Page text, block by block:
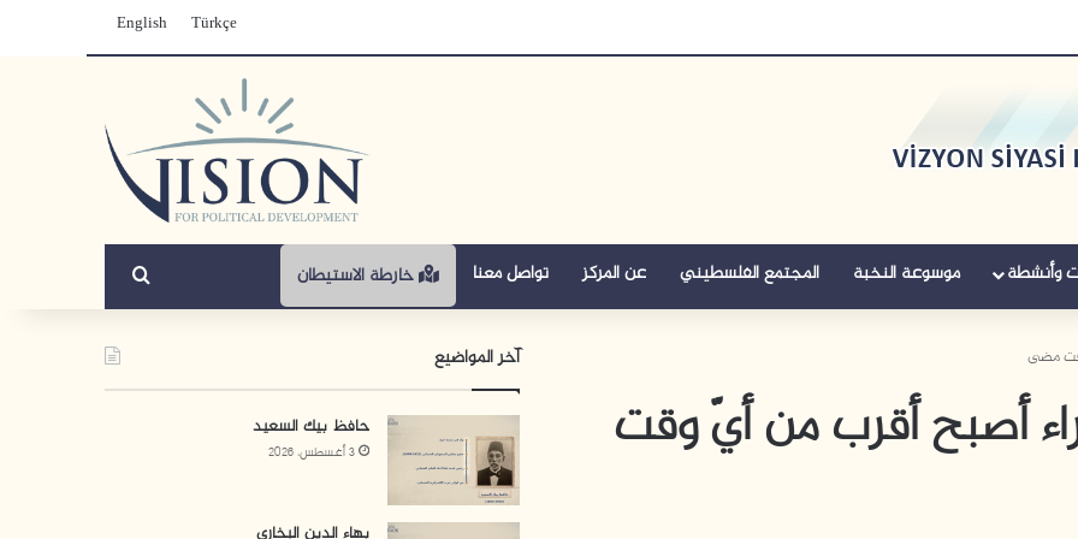
Türkçe
English
وأنشطة موسوعة النخبة المجتمع الفلسطيني عن المركز تواصل معنا خارطة الاستيطان بحث عن
وقت مضى
أصبح أقرب من أيّ وقت
آخر المواضيع
حافظ بيك السعيد
3 أغسطس، 2026